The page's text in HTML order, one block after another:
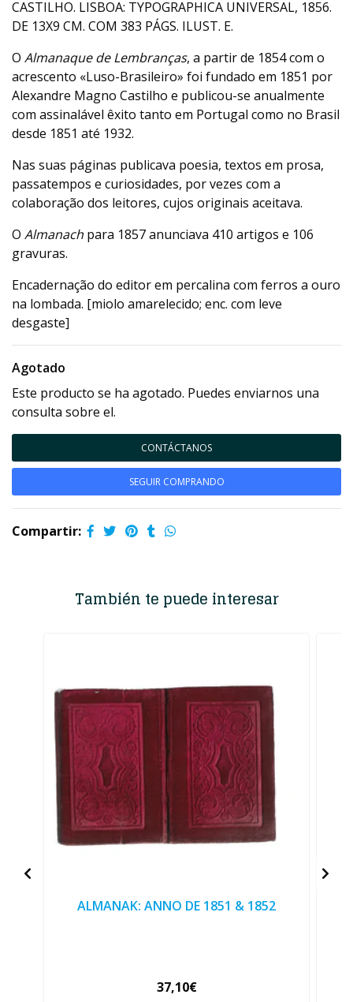
CASTILHO. LISBOA: TYPOGRAPHICA UNIVERSAL, 1856.
DE 13X9 CM. COM 383 PÁGS. ILUST. E.
O Almanaque de Lembranças, a partir de 1854 com o
acrescento «Luso-Brasileiro» foi fundado em 1851 por
Alexandre Magno Castilho e publicou-se anualmente
com assinalável êxito tanto em Portugal como no Brasil
desde 1851 até 1932.
Nas suas páginas publicava poesia, textos em prosa,
passatempos e curiosidades, por vezes com a
colaboração dos leitores, cujos originais aceitava.
O Almanach para 1857 anunciava 410 artigos e 106
gravuras.
Encadernação do editor em percalina com ferros a ouro
na lombada. [miolo amarelecido; enc. com leve
desgaste]
Agotado
Este producto se ha agotado. Puedes enviarnos una
consulta sobre el.
CONTÁCTANOS
SEGUIR COMPRANDO
Compartir:
También te puede interesar
ALMANAK: ANNO DE 1851 & 1852
37,10€